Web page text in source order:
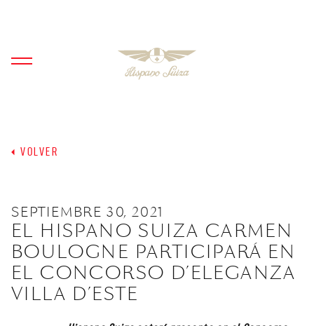
VOLVER
SEPTIEMBRE 30, 2021
EL HISPANO SUIZA CARMEN
BOULOGNE PARTICIPARÁ EN
EL CONCORSO D’ELEGANZA
VILLA D’ESTE